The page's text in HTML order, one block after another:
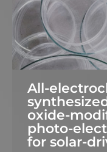
All-
oxide-
photo-
for solar-